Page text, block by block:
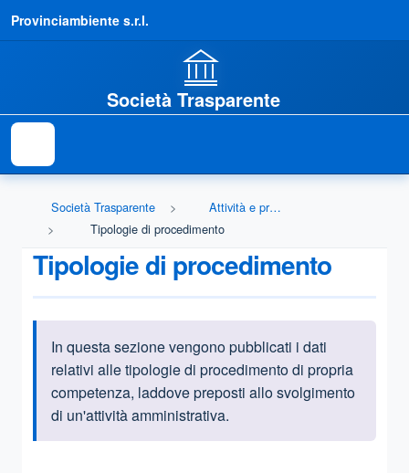
Provinciambiente s.r.l.
Società Trasparente
Società Trasparente
Attività e procedimenti
Tipologie di procedimento
Tipologie di procedimento
Informazioni introduttive
In questa sezione vengono pubblicati i dati
relativi alle tipologie di procedimento di propria
competenza, laddove preposti allo svolgimento
di un'attività amministrativa.